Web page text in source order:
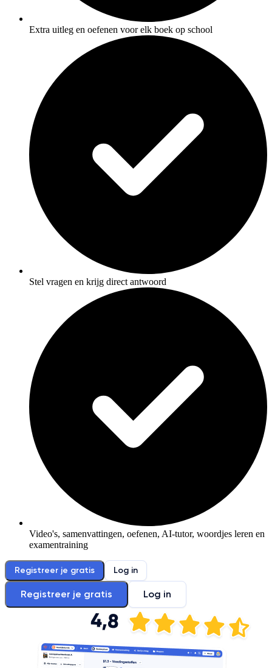
Extra uitleg en oefenen voor elk boek op school
Stel vragen en krijg direct antwoord
Video's, samenvattingen, oefenen, AI-tutor, woordjes leren en
examentraining
Registreer je gratis Log in
Registreer je gratis Log in